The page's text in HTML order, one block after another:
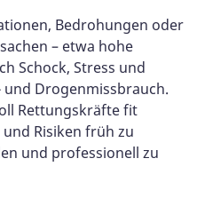
Bedrohungen oder
– etwa hohe
Schock, Stress und
Drogenmissbrauch.
Rettungskräfte fit
Risiken früh zu
und professionell zu